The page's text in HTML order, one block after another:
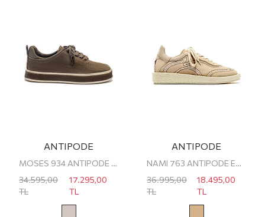
ANTIPODE
MOSES 934 ANTIPODE ERKEK SNEAKER
34.595,00
TL
17.295,00
TL
ANTIPODE
NAMI 763 ANTIPODE ERKEK SNEAKER
36.995,00
TL
18.495,00
TL